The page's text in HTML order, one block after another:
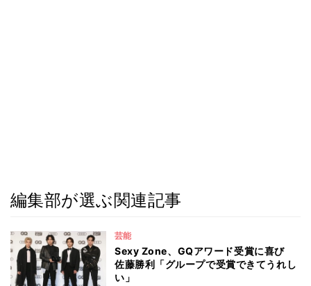
編集部が選ぶ関連記事
芸能
Sexy Zone、GQアワード受賞に喜び
佐藤勝利「グループで受賞できてうれし
い」